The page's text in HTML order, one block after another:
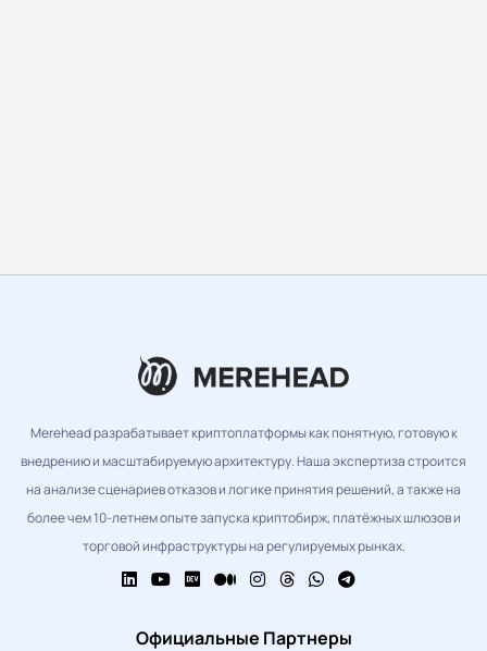
Merehead разрабатывает криптоплатформы как понятную, готовую к
внедрению и масштабируемую архитектуру. Наша экспертиза строится
на анализе сценариев отказов и логике принятия решений, а также на
более чем 10-летнем опыте запуска криптобирж, платёжных шлюзов и
торговой инфраструктуры на регулируемых рынках.
Официальные Партнеры